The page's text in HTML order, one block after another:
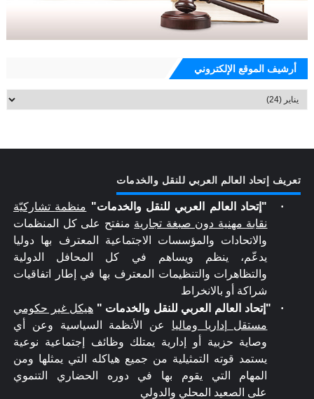
أرشيف الموقع الإلكتروني
تعريف إتحاد العالم العربي للنقل والخدمات
· "إتحاد العالم العربي للنقل والخدمات" منظمة تشاركيّة
نقابة مهنية دون صبغة تجارية منفتح على كل المنظمات
والاتحادات والمؤسسات الاجتماعية المعترف بها دوليا
يدعّم، ينظم ويساهم في كل المحافل الدولية
والتظاهرات والتنظيمات المعترف بها في إطار اتفاقيات
شراكة أو بالانخراط
·
"إتحاد العالم العربي للنقل والخدمات " هيكل غير حكومي
مستقل
إداريا وماليا عن الأنظمة السياسية وعن أي
وصاية حزبية أو إدارية يمتلك وظائف إجتماعية نوعية
يستمد قوته التمثيلية من جميع هياكله التي يمثلها ومن
المهام التي يقوم بها في دوره الحضاري التنموي
على الصعيد المحلي والدولي